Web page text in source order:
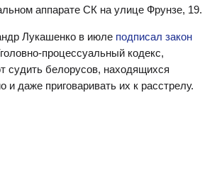
аппарате СК на улице Фрунзе, 19.
Лукашенко в июле подписал закон
процессуальный кодекс,
судить белорусов, находящихся
и даже приговаривать их к расстрелу.